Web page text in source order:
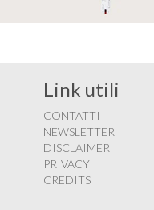
Link utili
CONTATTI
NEWSLETTER
DISCLAIMER
PRIVACY
CREDITS